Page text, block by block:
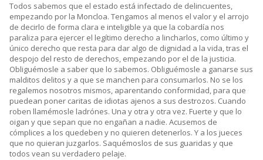
Todos sabemos que el estado está infectado de delincuentes,
empezando por la Moncloa. Tengamos al menos el valor y el arrojo
de decirlo de forma clara e inteligible ya que la cobardía nos
paraliza para ejercer el legítimo derecho a lincharlos, como último y
único derecho que resta para dar algo de dignidad a la vida, tras el
despojo del resto de derechos, empezando por el de la justicia.
Obliguémosle a saber que lo sabemos. Obliguémosle a ganarse sus
malditos delitos y a que se manchen para consumarlos. No se los
regalemos nosotros mismos, aparentando conformidad, para que
puedean poner caritas de idiotas ajenos a sus destrozos. Cuando
roben llamémosle ladrónes. Una y otra y otra vez. Fuerte y que lo
oigan y que sepan que no engañan a nadie. Acusemos de
cómplices a los quedeben y no quieren detenerlos. Y a los jueces
que no quieran juzgarlos. Saquémoslos de sus guaridas y que
todos vean su verdadero pelaje.